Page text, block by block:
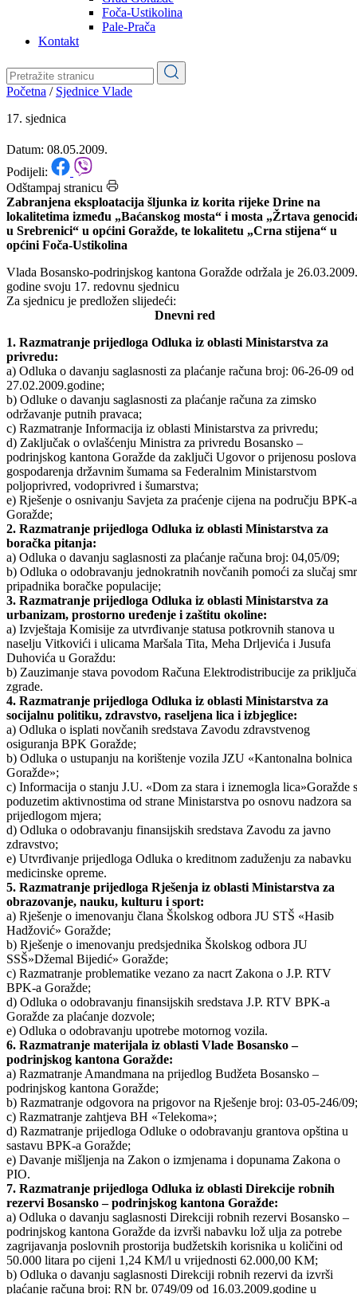
Općine
Pale-Prača
Kontakt
17. sjednica
Datum: 08.05.2009.
Podijeli:
Odštampaj stranicu
Zabranjena eksploatacija šljunka iz korita rijeke Drine na
u Srebrenici“ u općini Goražde, te lokalitetu „Crna stijena“ u
općini Foča-Ustikolina
Vlada Bosansko-podrinjskog kantona Goražde održala je 26.03.2009.
Za sjednicu je predložen slijedeći:
1. Razmatranje prijedloga Odluka iz oblasti Ministarstva za
privredu:
a) Odluka o davanju saglasnosti za plaćanje računa broj: 06-26-09 od
27.02.2009.godine;
b) Odluke o davanju saglasnosti za plaćanje računa za zimsko
održavanje putnih pravaca;
c) Razmatranje Informacija iz oblasti Ministarstva za privredu;
d) Zaključak o ovlašćenju Ministra za privredu Bosansko –
podrinjskog kantona Goražde da zaključi Ugovor o prijenosu poslova
gospodarenja državnim šumama sa Federalnim Ministarstvom
poljoprivred, vodoprivred i šumarstva;
e) Rješenje o osnivanju Savjeta za praćenje cijena na području BPK-a
Goražde;
2. Razmatranje prijedloga Odluka iz oblasti Ministarstva za
boračka pitanja:
a) Odluka o davanju saglasnosti za plaćanje računa broj: 04,05/09;
b) Odluka o odobravanju jednokratnih novčanih pomoći za slučaj
pripadnika boračke populacije;
3. Razmatranje prijedloga Odluka iz oblasti Ministarstva za
urbanizam, prostorno uređenje i zaštitu okoline:
a) Izvještaja Komisije za utvrđivanje statusa potkrovnih stanova u
naselju Vitkovići i ulicama Maršala Tita, Meha Drljevića i Jusufa
Duhovića u Goraždu:
b) Zauzimanje stava povodom Računa Elektrodistribucije za
zgrade.
4. Razmatranje prijedloga Odluka iz oblasti Ministarstva za
socijalnu politiku, zdravstvo, raseljena lica i izbjeglice:
a) Odluka o isplati novčanih sredstava Zavodu zdravstvenog
osiguranja BPK Goražde;
b) Odluka o ustupanju na korištenje vozila JZU «Kantonalna bolnica
Goražde»;
c) Informacija o stanju J.U. «Dom za stara i iznemogla lica»Goražde
poduzetim aktivnostima od strane Ministarstva po osnovu nadzora sa
prijedlogom mjera;
d) Odluka o odobravanju finansijskih sredstava Zavodu za javno
zdravstvo;
e) Utvrđivanje prijedloga Odluka o kreditnom zaduženju za nabavku
medicinske opreme.
5. Razmatranje prijedloga Rješenja iz oblasti Ministarstva za
obrazovanje, nauku, kulturu i sport:
a) Rješenje o imenovanju člana Školskog odbora JU STŠ «Hasib
Hadžović» Goražde;
b) Rješenje o imenovanju predsjednika Školskog odbora JU
SSŠ»Džemal Bijedić» Goražde;
c) Razmatranje problematike vezano za nacrt Zakona o J.P. RTV
BPK-a Goražde;
d) Odluka o odobravanju finansijskih sredstava J.P. RTV BPK-a
Goražde za plaćanje dozvole;
e) Odluka o odobravanju upotrebe motornog vozila.
6. Razmatranje materijala iz oblasti Vlade Bosansko –
podrinjskog kantona Goražde:
a) Razmatranje Amandmana na prijedlog Budžeta Bosansko –
podrinjskog kantona Goražde;
b) Razmatranje odgovora na prigovor na Rješenje broj: 03-05-246/09;
c) Razmatranje zahtjeva BH «Telekoma»;
d) Razmatranje prijedloga Odluke o odobravanju grantova opština u
sastavu BPK-a Goražde;
e) Davanje mišljenja na Zakon o izmjenama i dopunama Zakona o
PIO.
7. Razmatranje prijedloga Odluka iz oblasti Direkcije robnih
rezervi Bosansko – podrinjskog kantona Goražde:
a) Odluka o davanju saglasnosti Direkciji robnih rezervi Bosansko –
podrinjskog kantona Goražde da izvrši nabavku lož ulja za potrebe
zagrijavanja poslovnih prostorija budžetskih korisnika u količini od